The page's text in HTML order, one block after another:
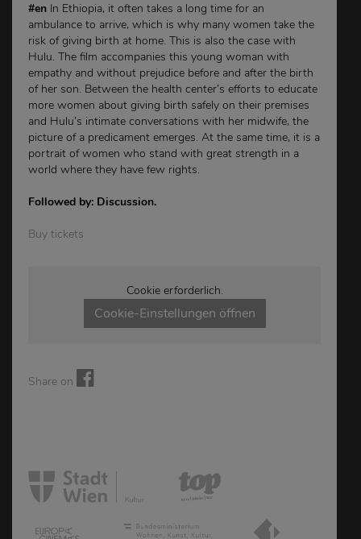
#en In Ethiopia, it often takes a long time for an
ambulance to arrive, which is why many women take the
risk of giving birth at home. This is also the case with
Hulu. The film accompanies this young woman with
empathy and without prejudice before and after the birth
of her son. Between the health center’s efforts to educate
more women about giving birth safely on their premises
and Hulu’s intimate conversations with her midwife, the
picture of a predicament emerges. At the same time, it is a
portrait of women who stand with great strength in a
world where they have few rights.
Followed by: Discussion.
Buy tickets
Cookie erforderlich.
Cookie-Einstellungen öffnen
Share on